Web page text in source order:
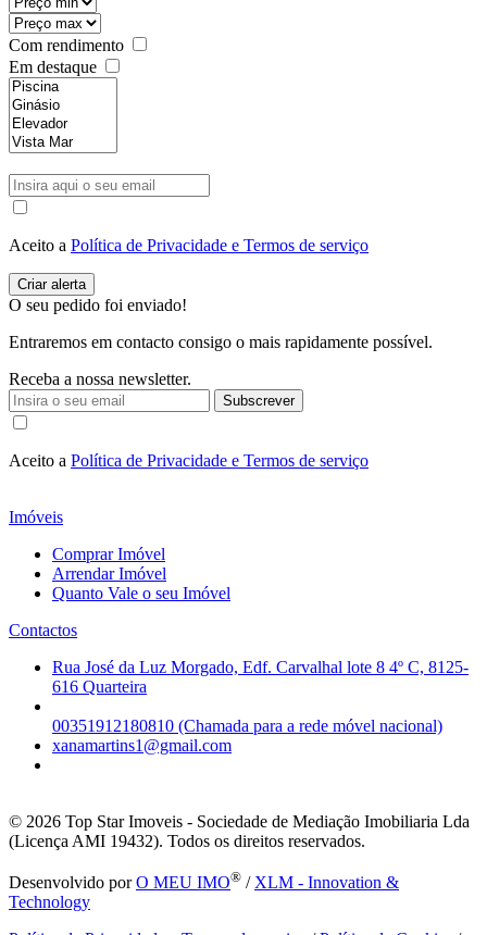
Com rendimento
Em destaque
Aceito a Política de Privacidade e Termos de serviço
O seu pedido foi enviado!
Entraremos em contacto consigo o mais rapidamente possível.
Receba a nossa newsletter.
Subscrever
Aceito a Política de Privacidade e Termos de serviço
Imóveis
Comprar Imóvel
Arrendar Imóvel
Quanto Vale o seu Imóvel
Contactos
Rua José da Luz Morgado, Edf. Carvalhal lote 8 4º C, 8125-
616 Quarteira
00351912180810 (Chamada para a rede móvel nacional)
xanamartins1@gmail.com
© 2026 Top Star Imoveis - Sociedade de Mediação Imobiliaria Lda
(Licença AMI 19432). Todos os direitos reservados.
Desenvolvido porO MEU IMO® / XLM - Innovation &
Technology